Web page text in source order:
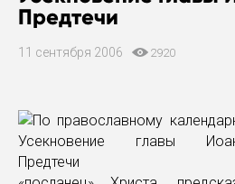
Предтечи
11 сентября 2006 2920